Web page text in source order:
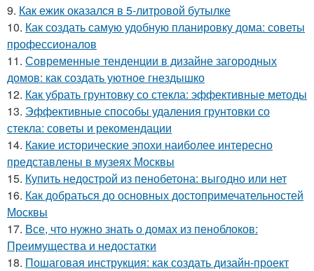
9. Как ежик оказался в 5-литровой бутылке
10. Как создать самую удобную планировку дома: советы
профессионалов
11. Современные тенденции в дизайне загородных
домов: как создать уютное гнездышко
12. Как убрать грунтовку со стекла: эффективные методы
13. Эффективные способы удаления грунтовки со
стекла: советы и рекомендации
14. Какие исторические эпохи наиболее интересно
представлены в музеях Москвы
15. Купить недострой из пенобетона: выгодно или нет
16. Как добраться до основных достопримечательностей
Москвы
17. Все, что нужно знать о домах из пеноблоков:
Преимущества и недостатки
18. Пошаговая инструкция: как создать дизайн-проект